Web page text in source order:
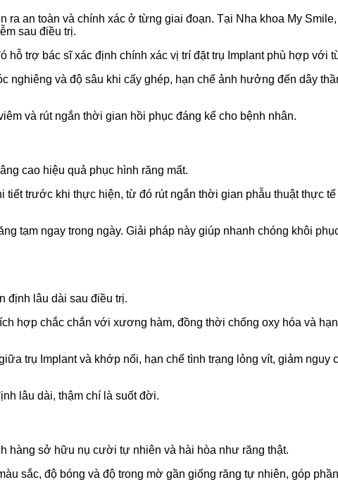
an toàn và chính xác ở từng giai đoạn. Tại Nha khoa My
sau điều trị.
trợ bác sĩ xác định chính xác vị trí đặt trụ Implant phù hợp với
và độ sâu khi cấy ghép, hạn chế ảnh hưởng đến dây
và rút ngắn thời gian hồi phục đáng kể cho bệnh nhân.
cao hiệu quả phục hình răng mất.
trước khi thực hiện, từ đó rút ngắn thời gian phẫu thuật thực
tạm ngay trong ngày. Giải pháp này giúp nhanh chóng khôi
định lâu dài sau điều trị.
hợp chắc chắn với xương hàm, đồng thời chống oxy hóa và
trụ Implant và khớp nối, hạn chế tình trạng lỏng vít, giảm
lâu dài, thậm chí là suốt đời.
hàng sở hữu nụ cười tự nhiên và hài hòa như răng thật.
sắc, độ bóng và độ trong mờ gần giống răng tự nhiên, góp